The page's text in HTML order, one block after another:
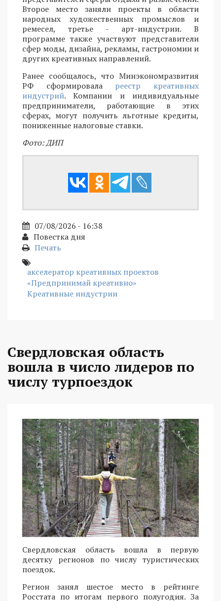
Второе место заняли проекты в области
народных художественных промыслов и
ремесел, третье - арт-индустрии. В
программе также участвуют представители
сфер моды, дизайна, рекламы, гастрономии и
других креативных направлений.
Ранее сообщалось, что Минэкономразвития
РФ сформировала реестр креативных
индустрий. Компании и индивидуальные
предприниматели, работающие в этих
сферах, могут получить льготные кредиты,
пониженные налоговые ставки.
Фото: ДИП
07/08/2026 - 16:38
Повестка дня
Печать
акселератор креативных проектов
«Предпринимай креативно»
Креативные индустрии
Свердловская область
вошла в число лидеров по
числу турпоездок
Свердловская область вошла в первую
десятку регионов по числу туристических
поездок.
Регион занял шестое место в рейтинге
Росстата по итогам первого полугодия. За